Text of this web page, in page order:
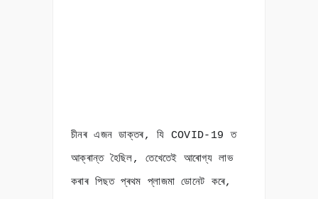
চীনৰ এজন ডাক্তৰ, যি COVID-19 ত
আক্ৰান্ত হৈছিল, তেখেতেই আৰোগ্য লাভ
কৰাৰ পিছত প্ৰথম প্লাজমা ডোনেট কৰে,